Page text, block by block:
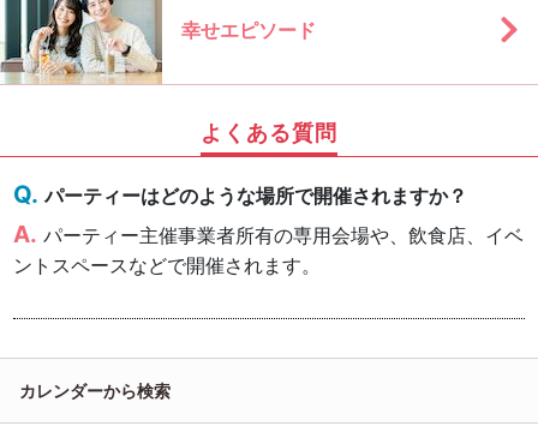
幸せエピソード
よくある質問
パーティーはどのような場所で開催されますか？
パーティー主催事業者所有の専用会場や、飲食店、イベ
ントスペースなどで開催されます。
カレンダーから検索